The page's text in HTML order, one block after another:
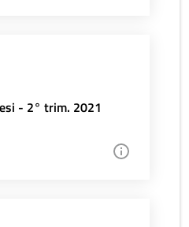
- 2° trim. 2021